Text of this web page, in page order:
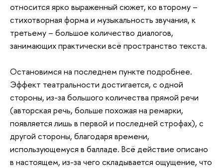
относится ярко выраженный сюжет, ко второму –
стихотворная форма и музыкальность звучания, к
третьему – большое количество диалогов,
занимающих практически всё пространство текста.
Остановимся на последнем пункте подробнее.
Эффект театральности достигается, с одной
стороны, из-за большого количества прямой речи
(авторская речь, больше похожая на ремарки,
появляется лишь в первой и последней строфах), с
другой стороны, благодаря времени,
использующемуся в балладе. Всё действие описано
в настоящем, из-за чего складывается ощущение, что